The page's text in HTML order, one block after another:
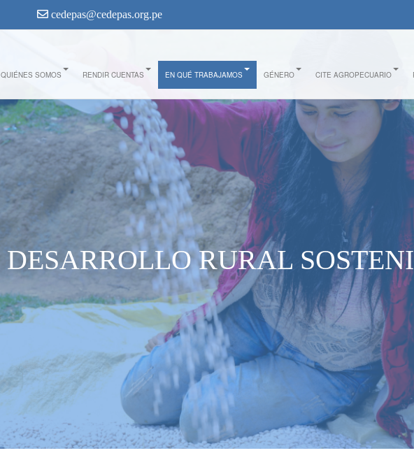
cedepas@cedepas.org.pe
QUIÉNES SOMOS RENDIR CUENTAS EN QUÉ TRABAJAMOS GÉNERO CITE AGROPECUARIO
DESARROLLO RURAL